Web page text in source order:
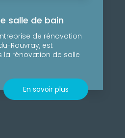
salle de bain
de rénovation
Rouvray, est
la rénovation de salle
En savoir plus